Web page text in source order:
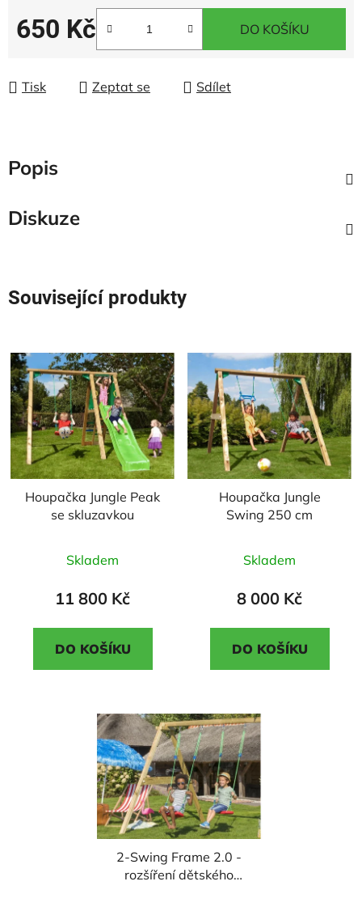
650 Kč DO KOŠÍKU
Tisk Zeptat se Sdílet
Popis
Diskuze
Související produkty
Houpačka Jungle Peak
se skluzavkou
hodnocení
produktu
2,8
z
Skladem
11 800 Kč
DO KOŠÍKU
Houpačka Jungle
Swing 250 cm
hodnocení
produktu
5,0
z
Skladem
8 000 Kč
DO KOŠÍKU
2-Swing Frame 2.0 -
rozšíření dětského